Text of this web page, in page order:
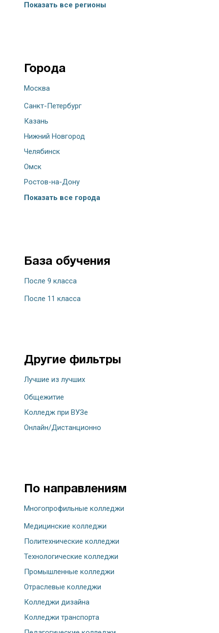
Показать все регионы
Города
Москва
Санкт-Петербург
Казань
Нижний Новгород
Челябинск
Омск
Ростов-на-Дону
Показать все города
База обучения
После 9 класса
После 11 класса
Другие фильтры
Лучшие из лучших
Общежитие
Колледж при ВУЗе
Онлайн/Дистанционно
По направлениям
Многопрофильные колледжи
Медицинские колледжи
Политехнические колледжи
Технологические колледжи
Промышленные колледжи
Отраслевые колледжи
Колледжи дизайна
Колледжи транспорта